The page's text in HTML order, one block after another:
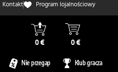
Kontakt Program lojalnościowy
0 € 0 €
Nie przegap Klub gracza